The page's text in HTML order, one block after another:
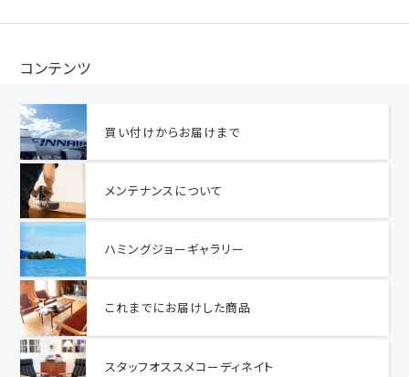
コンテンツ
買い付けからお届けまで
メンテナンスについて
ハミングジョーギャラリー
これまでにお届けした商品
スタッフオススメコーディネイト